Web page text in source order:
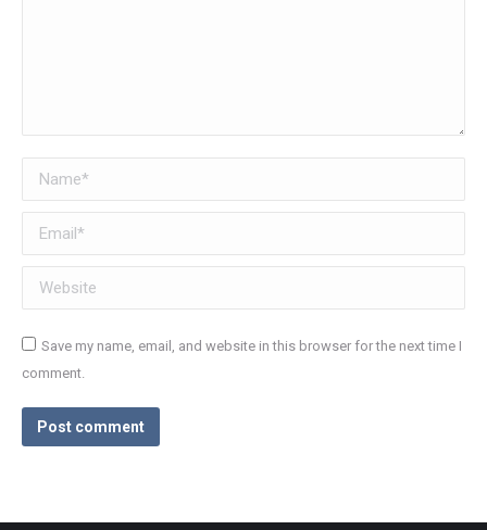
Name *
Email *
Website
Save my name, email, and website in this browser for the next time I
comment.
Post comment